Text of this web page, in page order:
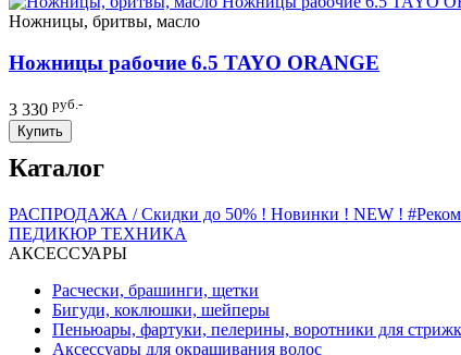
Ножницы, бритвы, масло
Ножницы рабочие 6.5 TAYO ORANGE
3 330 руб.-
Купить
Каталог
РАСПРОДАЖА / Скидки до 50% ! Новинки ! NEW !
ПЕДИКЮР ТЕХНИКА
АКСЕССУАРЫ
Расчески, брашинги, щетки
Бигуди, коклюшки, шейперы
Пеньюары, фартуки, пелерины, воротники для
Аксессуары для окрашивания волос